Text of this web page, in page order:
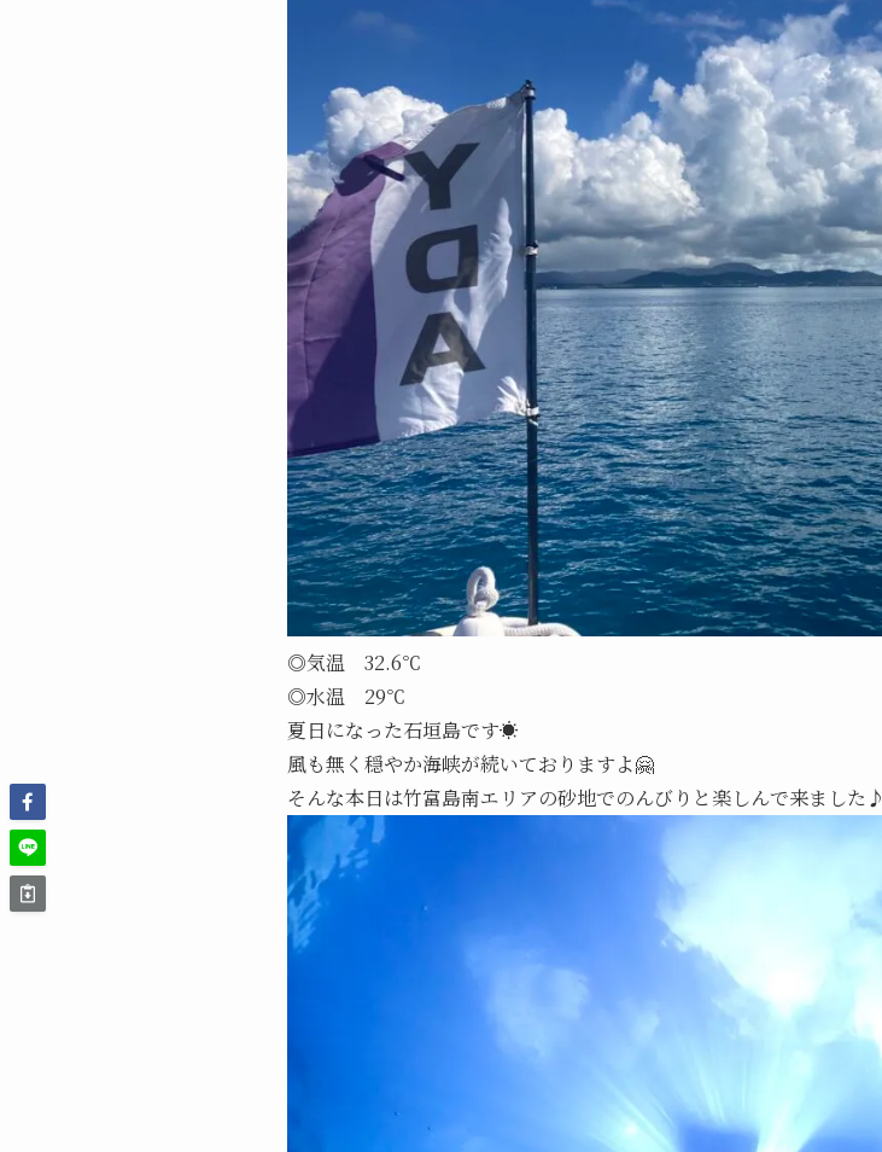
◎気温 32.6℃
◎水温 29℃
夏日になった石垣島です☀️
風も無く穏やか海峡が続いておりますよ🤗
そんな本日は竹富島南エリアの砂地でのんびりと楽しんで来ました♪